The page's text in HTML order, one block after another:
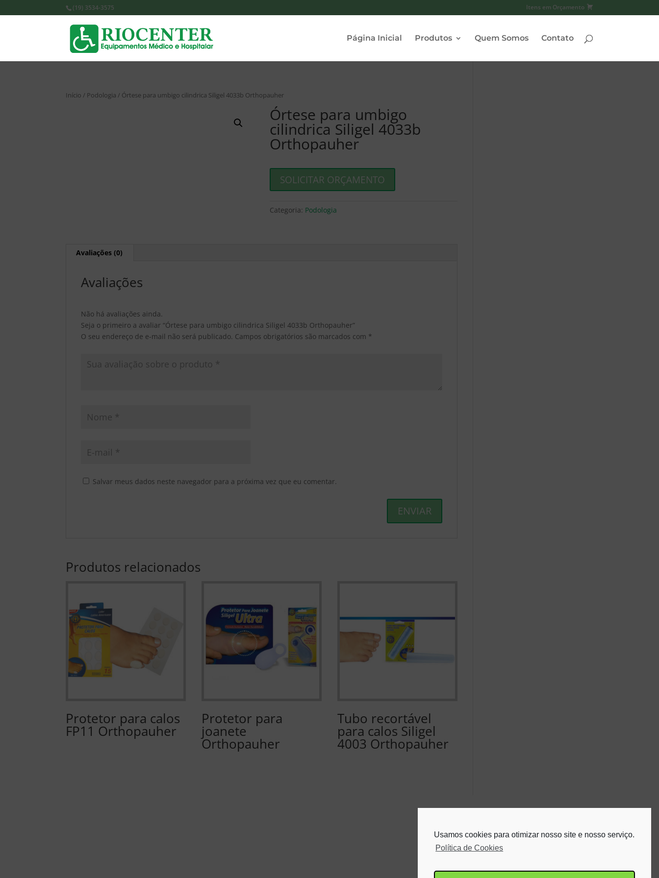
(19) 3534-3575 Itens em Orçamento
Página Inicial Produtos Quem Somos Contato
Início / Podologia / Órtese para umbigo cilindrica Siligel 4033b Orthopauher
Órtese para umbigo
cilindrica Siligel 4033b
Orthopauher
SOLICITAR ORÇAMENTO
Categoria: Podologia
Avaliações (0)
Avaliações
Não há avaliações ainda.
Seja o primeiro a avaliar “Órtese para umbigo cilindrica Siligel 4033b Orthopauher”
O seu endereço de e-mail não será publicado. Campos obrigatórios são marcados com *
Salvar meus dados neste navegador para a próxima vez que eu comentar.
Produtos relacionados
Protetor para calos
FP11 Orthopauher
Protetor para
joanete
Orthopauher
Tubo recortável
para calos Siligel
4003 Orthopauher
Usamos cookies para otimizar nosso site e nosso serviço.
Política de Cookies